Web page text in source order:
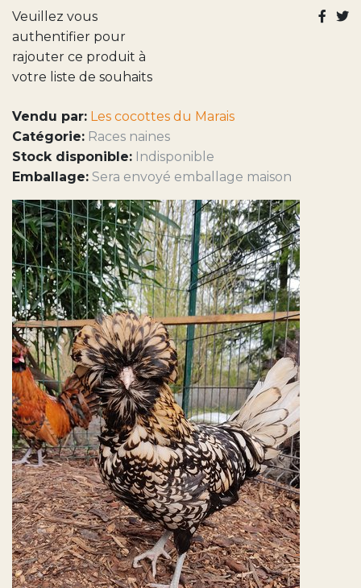
Veuillez vous
authentifier pour
rajouter ce produit à
votre liste de souhaits
Vendu par: Les cocottes du Marais
Catégorie: Races naines
Stock disponible: Indisponible
Emballage: Sera envoyé emballage maison